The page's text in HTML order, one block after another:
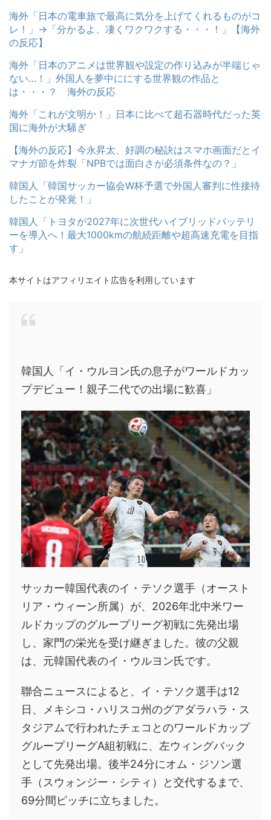
海外「日本の電車旅で最高に気分を上げてくれるものがコ
レ！」→「分かるよ、凄くワクワクする・・・！」【海外
の反応】
海外「日本のアニメは世界観や設定の作り込みが半端じゃ
ない…！」外国人を夢中ににする世界観の作品と
は・・・？ 海外の反応
海外「これが文明か！」日本に比べて超石器時代だった英
国に海外が大騒ぎ
【海外の反応】今永昇太、好調の秘訣はスマホ画面だとイ
マナガ節を炸裂「NPBでは面白さが必須条件なの？」
韓国人「韓国サッカー協会W杯予選で外国人審判に性接待
したことが発覚！」
韓国人「トヨタが2027年に次世代ハイブリッドバッテリ
ーを導入へ！最大1000kmの航続距離や超高速充電を目指
す」
本サイトはアフィリエイト広告を利用しています
韓国人「イ・ウルヨン氏の息子がワールドカッ
プデビュー！親子二代での出場に歓喜」
サッカー韓国代表のイ・テソク選手（オースト
リア・ウィーン所属）が、2026年北中米ワー
ルドカップのグループリーグ初戦に先発出場
し、家門の栄光を受け継ぎました。彼の父親
は、元韓国代表のイ・ウルヨン氏です。
聯合ニュースによると、イ・テソク選手は12
日、メキシコ・ハリスコ州のグアダラハラ・ス
タジアムで行われたチェコとのワールドカップ
グループリーグA組初戦に、左ウィングバック
として先発出場。後半24分にオム・ジソン選
手（スウォンジー・シティ）と交代するまで、
69分間ピッチに立ちました。